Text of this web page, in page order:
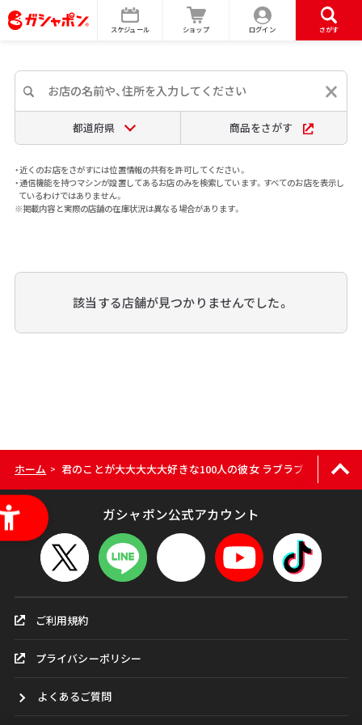
スケジュール ショップ ログイン さがす
都道府県 商品をさがす
・近くのお店をさがすには位置情報の共有を許可してください。
・通信機能を持つマシンが設置してあるお店のみを検索しています。すべてのお店を表示し
ているわけではありません。
※掲載内容と実際の店舗の在庫状況は異なる場合があります。
該当する店舗が見つかりませんでした。
ホーム > 君のことが大大大大大好きな100人の彼女 ラブラブラバーマ
ガシャポン公式アカウント
ご利用規約
プライバシーポリシー
よくあるご質問